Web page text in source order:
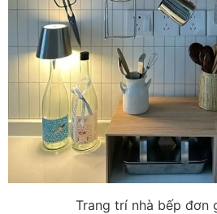
Trang trí nhà bếp đơn